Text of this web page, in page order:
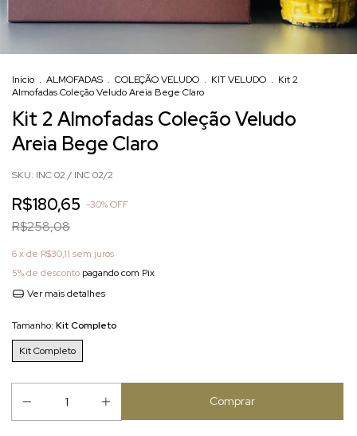
Início . ALMOFADAS . COLEÇÃO VELUDO . KIT VELUDO . Kit 2
Almofadas Coleção Veludo Areia Bege Claro
Kit 2 Almofadas Coleção Veludo
Areia Bege Claro
SKU: INC 02 / INC 02/2
R$180,65 -30%OFF
R$258,08
6x de R$30,11 sem juros
5% de desconto pagando com Pix
Ver mais detalhes
Tamanho: Kit Completo
Kit Completo